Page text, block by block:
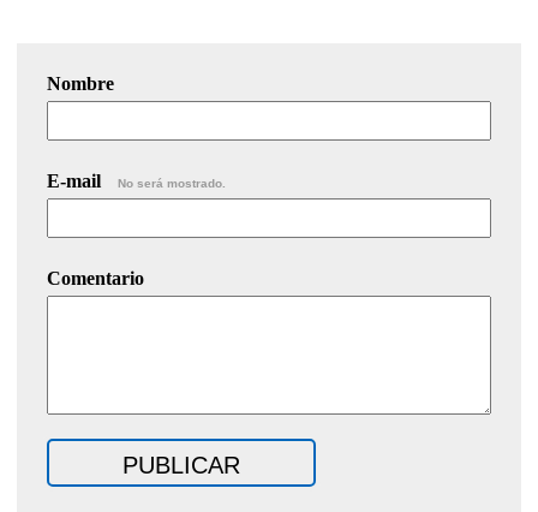
Nombre
E-mail No será mostrado.
Comentario